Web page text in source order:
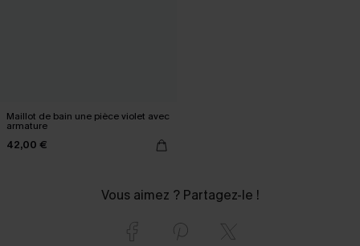
Maillot de bain une pièce violet avec
armature
42,00 €
Vous aimez ? Partagez-le !